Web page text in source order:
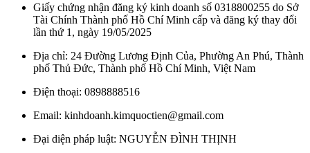
quả cao nhất.
Để sở hữu sản phẩm máy rửa chén Malloca MDW14-S10TFT
chính hãng với chế độ bảo hành tốt nhất, quý khách vui lòng
liên hệKim Quốc Tiếnqua số điện thoại 0898888516. Chúng
tâm.
Chén Bát Malloca/Máy Rửa Chén Bát 14 bộ
Giấy chứng nhận đăng ký kinh doanh số 0318800255 do Sở
Tài Chính Thành phố Hồ Chí Minh cấp và đăng ký thay đổi
lần thứ 1, ngày 19/05/2025
Địa chỉ: 24 Đường Lương Định Của, Phường An Phú, Thành
phố Thủ Đức, Thành phố Hồ Chí Minh, Việt Nam
Điện thoại: 0898888516
Email: kinhdoanh.kimquoctien@gmail.com
Đại diện pháp luật: NGUYỄN ĐÌNH THỊNH